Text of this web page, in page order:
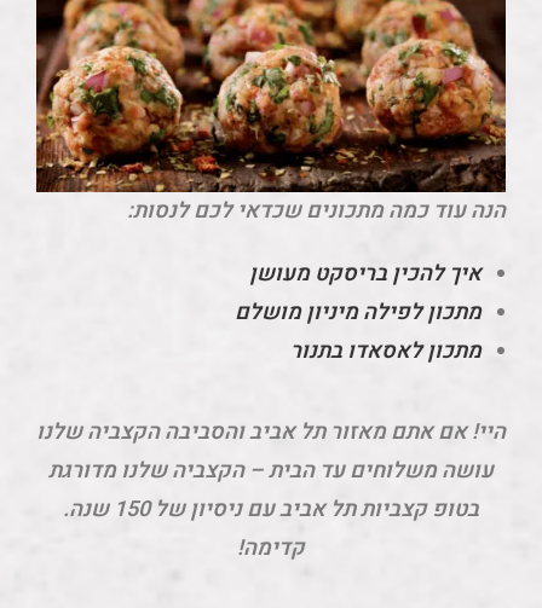
הנה עוד כמה מתכונים שכדאי לכם לנסות:
איך להכין בריסקט מעושן
מתכון לפילה מיניון מושלם
מתכון לאסאדו בתנור
היי! אם אתם מאזור תל אביב והסביבה הקצביה שלנו
עושה משלוחים עד הבית – הקצביה שלנו מדורגת
בטופ קצביות תל אביב עם ניסיון של 150 שנה.
קדימה!